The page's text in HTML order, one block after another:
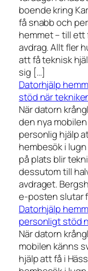
boende kring
få snabb och
hemmet – till ett
avdrag. Allt fler
att få teknisk
sig […]
Datorhjälp
stöd när
När datorn
den nya
personlig hjälp
hembesök i
på plats blir
dessutom till
avdraget.
e-posten slutar
Datorhjälp
personligt stöd
När datorn
mobilen känns
hjälp att få i